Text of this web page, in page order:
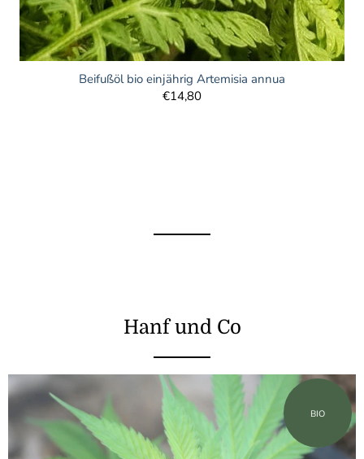
Beifußöl bio einjährig Artemisia annua
€14,80
Hanf und Co
BIO